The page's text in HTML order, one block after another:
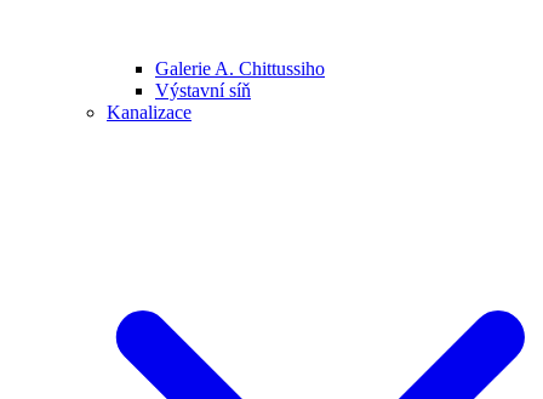
Galerie A. Chittussiho
Výstavní síň
Kanalizace